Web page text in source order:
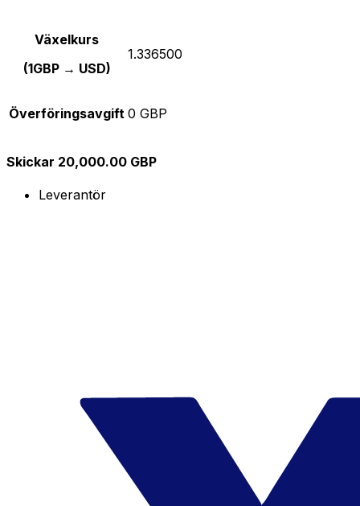
Växelkurs
(1GBP → USD)
1.336500
Överföringsavgift 0 GBP
Skickar 20,000.00 GBP
Leverantör